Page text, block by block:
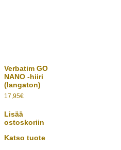
Verbatim GO
NANO -hiiri
(langaton)
17,95€
Lisää
ostoskoriin
Katso tuote